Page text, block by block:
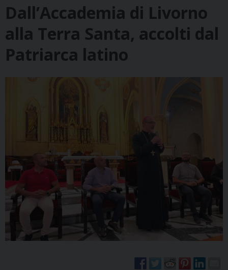
Dall’Accademia di Livorno
alla Terra Santa, accolti dal
Patriarca latino